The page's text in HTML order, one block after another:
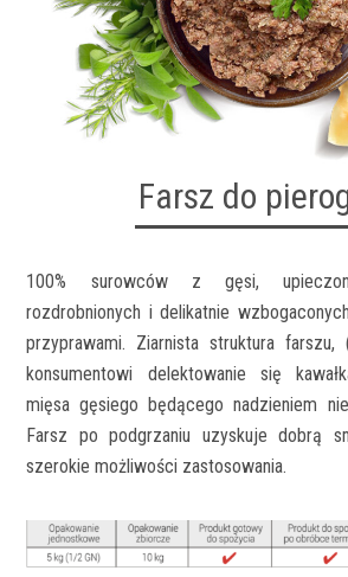
Farsz do
100% surowców z gęsi,
rozdrobnionych i delikatnie
przyprawami. Ziarnista struktura
konsumentowi delektowanie się
mięsa gęsiego będącego nadzieniem
Farsz po podgrzaniu uzyskuje dobrą
szerokie możliwości zastosowania.